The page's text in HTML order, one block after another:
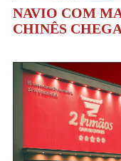
NAVIO COM
CHINÊS